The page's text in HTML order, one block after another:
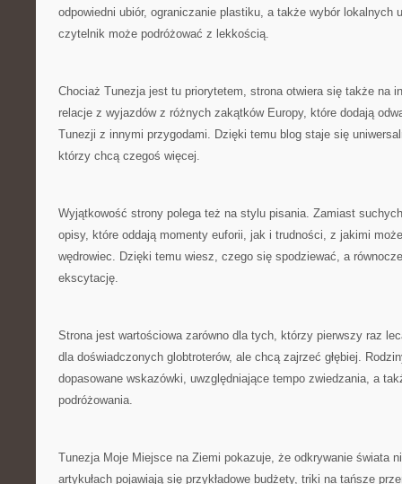
odpowiedni ubiór, ograniczanie plastiku, a także wybór lokalnych
czytelnik może podróżować z lekkością.
Chociaż Tunezja jest tu priorytetem, strona otwiera się także na
relacje z wyjazdów z różnych zakątków Europy, które dodają
Tunezji z innymi przygodami. Dzięki temu blog staje się
którzy chcą czegoś więcej.
Wyjątkowość strony polega też na stylu pisania. Zamiast
opisy, które oddają momenty euforii, jak i trudności, z jakimi
wędrowiec. Dzięki temu wiesz, czego się spodziewać, a
ekscytację.
Strona jest wartościowa zarówno dla tych, którzy pierwszy raz
dla doświadczonych globtroterów, ale chcą zajrzeć głębiej.
dopasowane wskazówki, uwzględniające tempo zwiedzania, a
podróżowania.
Tunezja Moje Miejsce na Ziemi pokazuje, że odkrywanie świata
artykułach pojawiają się przykładowe budżety, triki na tańsze